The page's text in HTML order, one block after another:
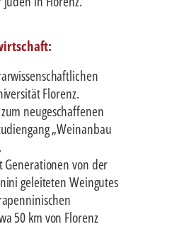
Florenz.
neugeschaffenen
„Weinanbau
Generationen von der
geleiteten Weingutes
50 km von Florenz